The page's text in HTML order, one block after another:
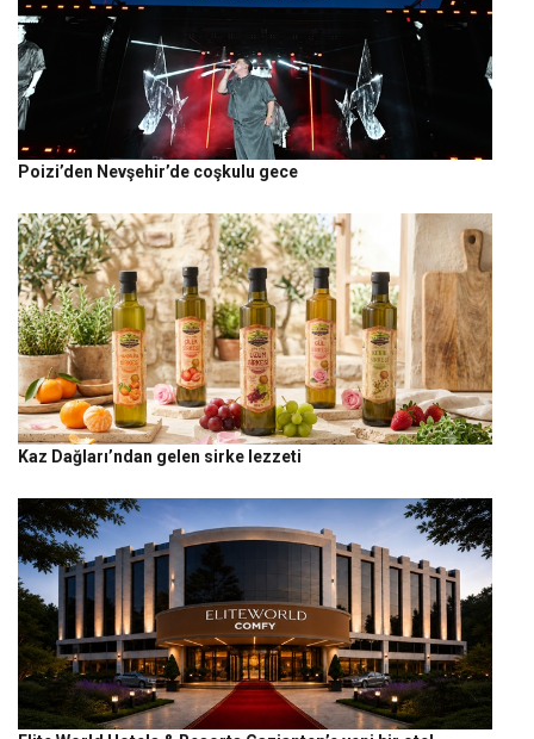
Poizi’den Nevşehir’de coşkulu gece
Kaz Dağları’ndan gelen sirke lezzeti